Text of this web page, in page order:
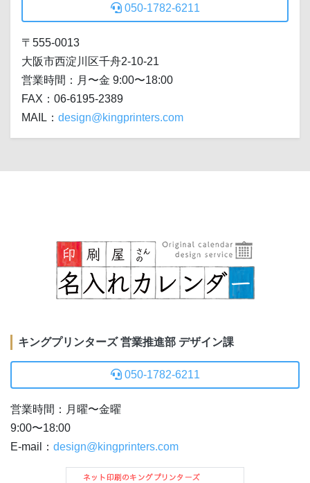
050-1782-6211
〒555-0013
大阪市西淀川区千舟2-10-21
営業時間：月〜金 9:00〜18:00
FAX：06-6195-2389
MAIL： design@kingprinters.com
キングプリンターズ 営業推進部 デザイン課
050-1782-6211
営業時間：月曜〜金曜
9:00〜18:00
E-mail： design@kingprinters.com